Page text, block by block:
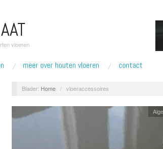
vloeren
meer over houten vloeren contact
Blader: Home / vloeraccessoires